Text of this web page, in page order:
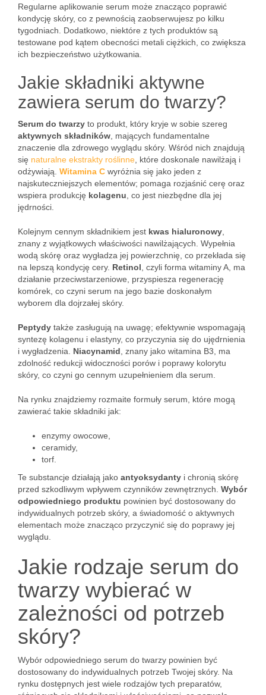
Regularne aplikowanie serum może znacząco poprawić
kondycję skóry, co z pewnością zaobserwujesz po kilku
tygodniach. Dodatkowo, niektóre z tych produktów są
testowane pod kątem obecności metali ciężkich, co zwiększa
ich bezpieczeństwo użytkowania.
Jakie składniki aktywne
zawiera serum do twarzy?
Serum do twarzy to produkt, który kryje w sobie szereg
aktywnych składników , mających fundamentalne
znaczenie dla zdrowego wyglądu skóry. Wśród nich znajdują
się naturalne ekstrakty roślinne , które doskonale nawilżają i
odżywiają. Witamina C wyróżnia się jako jeden z
najskuteczniejszych elementów; pomaga rozjaśnić cerę oraz
wspiera produkcję kolagenu , co jest niezbędne dla jej
jędrności.
Kolejnym cennym składnikiem jest kwas hialuronowy
znany z wyjątkowych właściwości nawilżających. Wypełnia
wodą skórę oraz wygładza jej powierzchnię, co przekłada się
na lepszą kondycję cery. Retinol , czyli forma witaminy A, ma
działanie przeciwstarzeniowe, przyspiesza regenerację
komórek, co czyni serum na jego bazie doskonałym
wyborem dla dojrzałej skóry.
Peptydy także zasługują na uwagę; efektywnie wspomagają
syntezę kolagenu i elastyny, co przyczynia się do ujędrnienia
i wygładzenia. Niacynamid , znany jako witamina B3, ma
zdolność redukcji widoczności porów i poprawy kolorytu
skóry, co czyni go cennym uzupełnieniem dla serum.
Na rynku znajdziemy rozmaite formuły serum, które mogą
zawierać takie składniki jak:
enzymy owocowe,
ceramidy,
torf.
Te substancje działają jako antyoksydanty i chronią skórę
przed szkodliwym wpływem czynników zewnętrznych. Wybór
odpowiedniego produktu powinien być dostosowany do
indywidualnych potrzeb skóry, a świadomość o aktywnych
elementach może znacząco przyczynić się do poprawy jej
wyglądu.
Jakie rodzaje serum do
twarzy wybierać w
zależności od potrzeb
skóry?
Wybór odpowiedniego serum do twarzy powinien być
dostosowany do indywidualnych potrzeb Twojej skóry. Na
rynku dostępnych jest wiele rodzajów tych preparatów,